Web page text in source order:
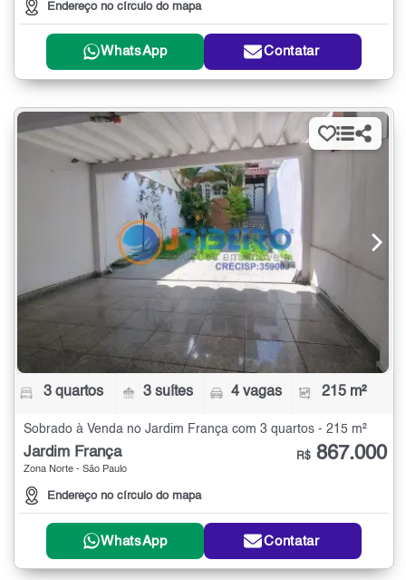
Endereço no círculo do mapa
WhatsApp Contatar
3 quartos 3 suítes 4 vagas 215 m²
Sobrado à Venda no Jardim França com 3 quartos - 215 m²
Jardim França
Zona Norte - São Paulo
Endereço no círculo do mapa
R$ 867.000
WhatsApp Contatar